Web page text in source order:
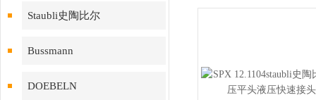
Staubli史陶比尔
Bussmann
DOEBELN